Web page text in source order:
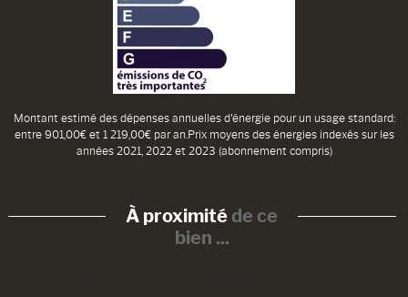
Montant estimé des dépenses annuelles d'énergie pour un usage standard:
entre 901,00€ et 1 219,00€ par an.Prix moyens des énergies indexés sur les
années 2021, 2022 et 2023 (abonnement compris)
À proximité de ce
bien ...